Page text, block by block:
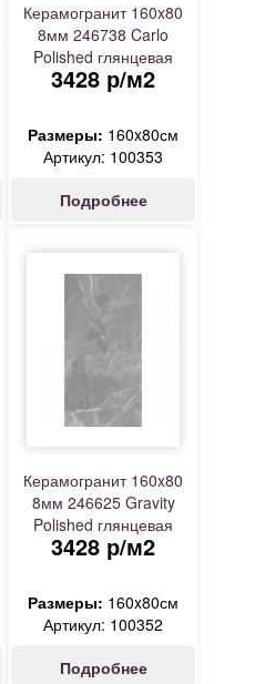
Керамогранит 160x80
8мм 246738 Carlo
Polished глянцевая
белый A-Ceramica
3428 р/м2
Размеры: 160x80см
Артикул: 100353
Подробнее
Керамогранит 160x80
8мм 246625 Gravity
Polished глянцевая
серый A-Ceramica
3428 р/м2
Размеры: 160x80см
Артикул: 100352
Подробнее